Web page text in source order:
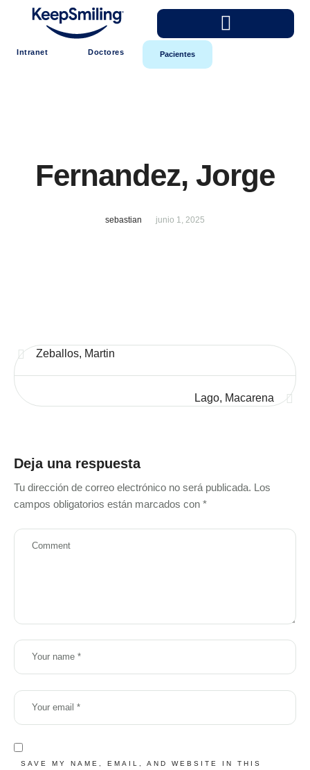
Intranet Doctores Pacientes
Fernandez, Jorge
sebastian junio 1, 2025
Zeballos, Martin
Lago, Macarena
Deja una respuesta
Tu dirección de correo electrónico no será publicada. Los
campos obligatorios están marcados con *
SAVE MY NAME, EMAIL, AND WEBSITE IN THIS